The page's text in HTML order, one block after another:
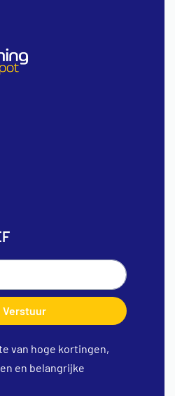
Verstuur
van hoge kortingen,
en belangrijke